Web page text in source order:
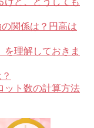
関係は？円高は
を理解しておきま
ット数の計算方法